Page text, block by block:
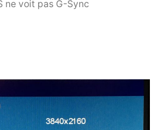
ne voit pas G-Sync